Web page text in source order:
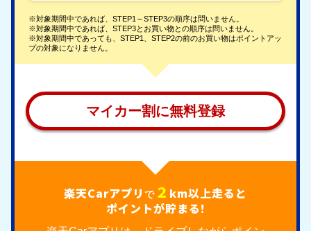
※対象期間中であれば、STEP1～STEP3の順序は問いません。
※対象期間中であれば、STEP3とお買い物との順序は問いません。
※対象期間中であっても、STEP1、STEP2の前のお買い物はポイントアッ
プの対象になりません。
マイカー割に無料登録
楽天Carアプリ で ２ km以上走ると
ポイントが貯まる!